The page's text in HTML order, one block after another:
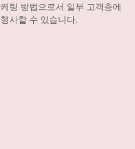
팅 방법으로서 일부 고객층에
사할 수 있습니다.